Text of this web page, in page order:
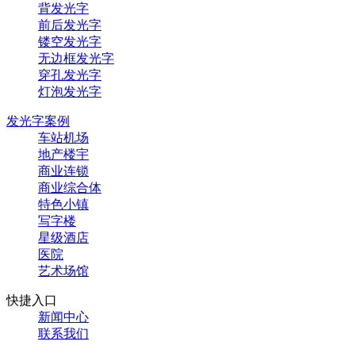
背发光字
前后发光字
镂空发光字
无边框发光字
穿孔发光字
灯泡发光字
发光字案例
车站机场
地产楼宇
商业连锁
商业综合体
特色小镇
写字楼
星级酒店
医院
艺术场馆
快捷入口
新闻中心
联系我们